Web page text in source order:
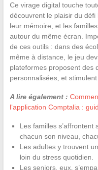
Ce virage digital touche
découvrent le plaisir du
leur mémoire, et les
autour du même écran.
de ces outils : dans des
même à distance, le jeu
plateformes proposent des
personnalisées, et
A lire également :
l'application Comptalia :
Les familles s’affrontent
chacun son niveau,
Les adultes y trouvent
loin du stress quotidien.
Les seniors, eux,